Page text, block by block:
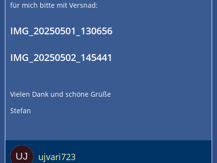
für mich bitte mit Versnad:
IMG_20250501_130656
IMG_20250502_145441
Vielen Dank und schöne Grüße
Stefan
ujvari723